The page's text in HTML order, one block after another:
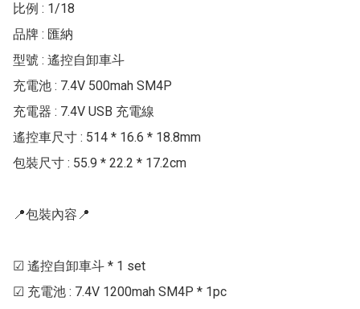
比例 : 1/18
品牌 : 匯納
型號 : 遙控自卸車斗
充電池 : 7.4V 500mah SM4P
充電器 : 7.4V USB 充電線
遙控車尺寸 : 514 * 16.6 * 18.8mm
包裝尺寸 : 55.9 * 22.2 * 17.2cm
📍包裝內容📍
☑ 遙控自卸車斗 * 1 set
☑ 充電池 : 7.4V 1200mah SM4P * 1pc